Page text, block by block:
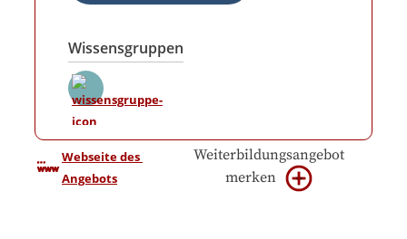
Wissensgruppen
Webseite des
Angebots
Weiterbildungsangebot
merken